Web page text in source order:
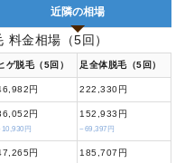
近隣の相場
料金相場（5回）
ゲ脱毛（5回） 足全体脱毛（5回）
円 222,330円
円
円
152,933円
−69,397円
円 185,707円